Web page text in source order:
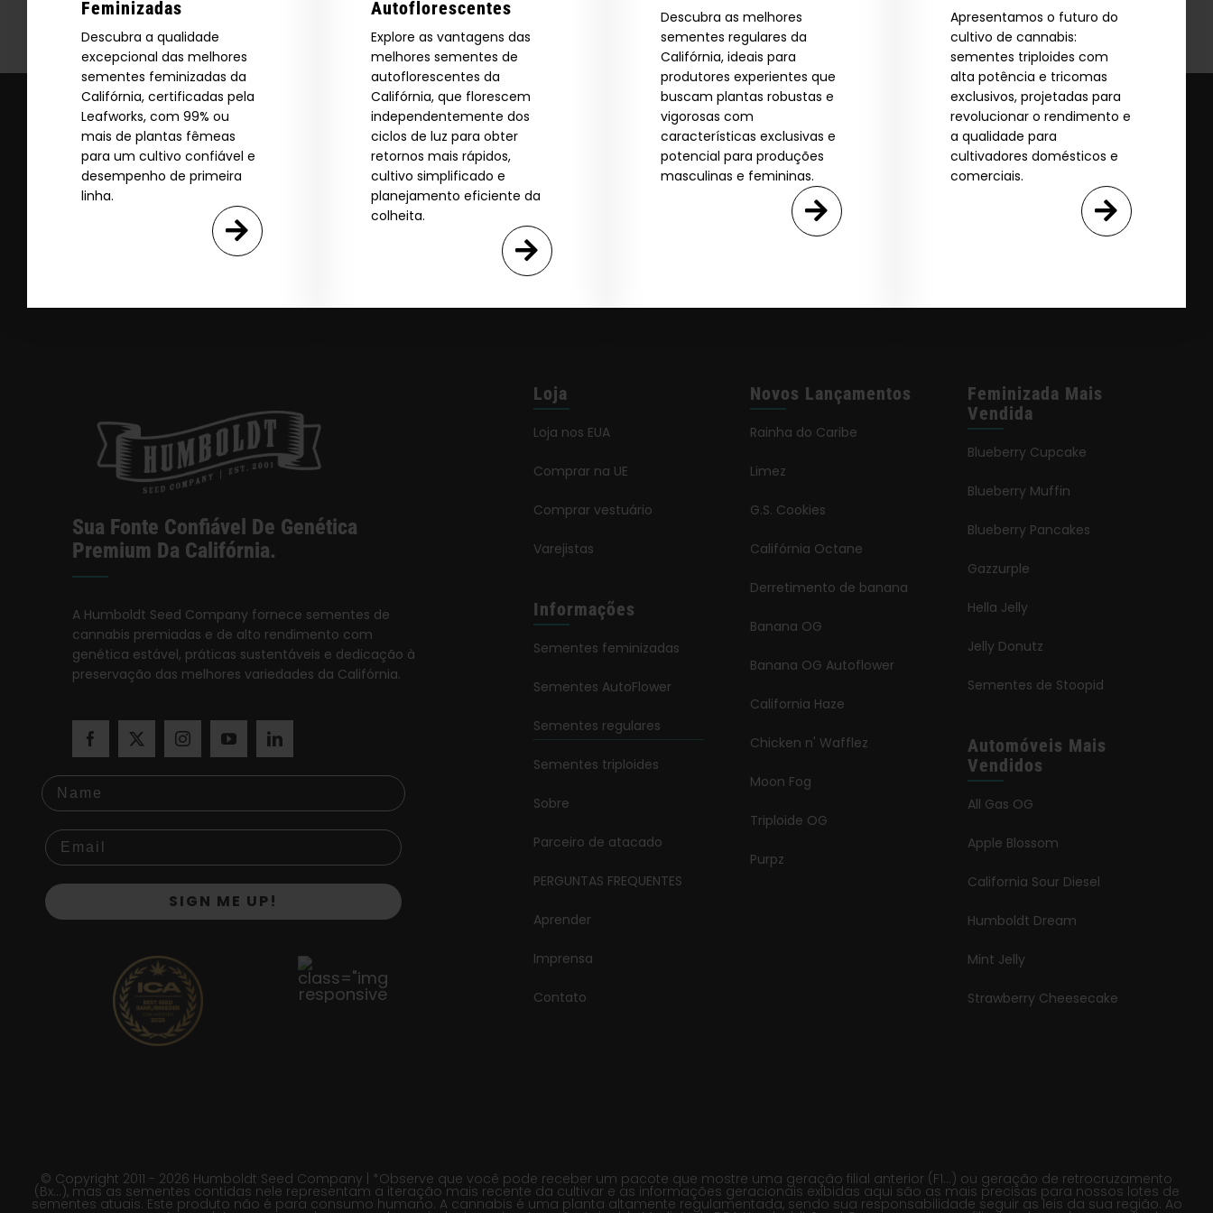
Feminizadas
Descubra a qualidade
excepcional das melhores
sementes feminizadas da
Califórnia, certificadas pela
Leafworks, com 99% ou
mais de plantas fêmeas
para um cultivo confiável e
desempenho de primeira
linha.
Autoflorescentes
Explore as vantagens das
melhores sementes de
autoflorescentes da
Califórnia, que florescem
independentemente dos
ciclos de luz para obter
retornos mais rápidos,
cultivo simplificado e
planejamento eficiente da
colheita.
Descubra as melhores
sementes regulares da
Califórnia, ideais para
produtores experientes que
buscam plantas robustas e
vigorosas com
características exclusivas e
potencial para produções
masculinas e femininas.
Apresentamos o futuro do
cultivo de cannabis:
sementes triploides com
alta potência e tricomas
exclusivos, projetadas para
revolucionar o rendimento e
a qualidade para
cultivadores domésticos e
comerciais.
Sua Fonte Confiável De Genética
Premium Da Califórnia.
A Humboldt Seed Company fornece sementes de
cannabis premiadas e de alto rendimento com
genética estável, práticas sustentáveis e dedicação à
preservação das melhores variedades da Califórnia.
Name
SIGN ME UP!
Loja
Loja nos EUA
Comprar na UE
Comprar vestuário
Varejistas
Informações
Sementes feminizadas
Sementes AutoFlower
Sementes regulares
Sementes triploides
Sobre
Parceiro de atacado
PERGUNTAS FREQUENTES
Aprender
Imprensa
Contato
Novos Lançamentos
Rainha do Caribe
Limez
G.S. Cookies
Califórnia Octane
Derretimento de banana
Banana OG
Banana OG Autoflower
California Haze
Chicken n' Wafflez
Moon Fog
Triploide OG
Purpz
Feminizada Mais
Vendida
Blueberry Cupcake
Blueberry Muffin
Blueberry Pancakes
Gazzurple
Hella Jelly
Jelly Donutz
Sementes de Stoopid
Automóveis Mais
Vendidos
All Gas OG
Apple Blossom
California Sour Diesel
Humboldt Dream
Mint Jelly
Strawberry Cheesecake
© Copyright 2011 - 2026 Humboldt Seed Company | *Observe que você pode receber um pacote que mostre uma geração filial anterior (F1…) ou geração de retrocruzamento
(Bx…), mas as sementes contidas nele representam a iteração mais recente da cultivar e as informações geracionais exibidas aqui são as mais precisas para nossos lotes de
sementes atuais. Este produto não é para consumo humano. A cannabis é uma planta altamente regulamentada, sendo sua responsabilidade seguir as leis da sua região. Ao